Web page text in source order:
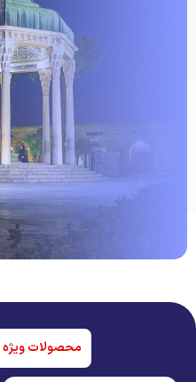
ردیاب خودرو درشیراز
محصولات ویژه